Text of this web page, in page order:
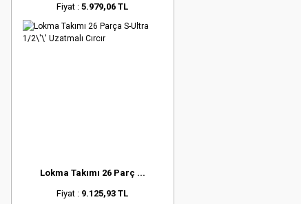
Fiyat :5.979,06 TL
Lokma Takımı 26 Parç ...
Fiyat : 9.125,93 TL